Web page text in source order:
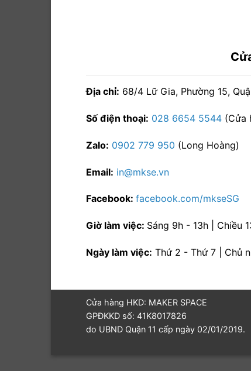
Địa chỉ: 68/4 Lữ Gia, Phường 15,
Số điện thoại: 028 6654 5544 (Cửa
Zalo: 0902 779 950 (Long Hoàng)
Email: in@mkse.vn
Facebook: facebook.com/mkseSG
Giờ làm việc: Sáng 9h - 13h | Chiều
Ngày làm việc: Thứ 2 - Thứ 7 | Chủ
Cửa hàng HKD: MAKER SPACE
GPĐKKD số: 41K8017826
do UBND Quận 11 cấp ngày 02/01/2019.